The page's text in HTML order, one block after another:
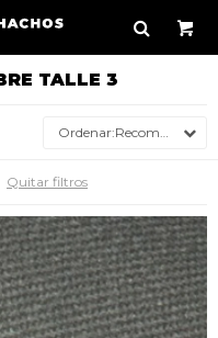
TALLE 3
Recomendados
Quitar filtros